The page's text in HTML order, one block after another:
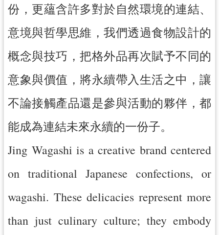
府
訊
開
回
頁
網
導
市
政
信
份，更蘊含許多對於自然環境的連結、
意境與哲學思維，我們透過食物設計的
概念與技巧，把格外品再次賦予不同的
意象與價值，將永續帶入生活之中，讓
不論接觸產品還是參與活動的夥伴，都
能成為連結未來永續的一份子。
Jing Wagashi is a creative brand centered
on traditional Japanese confections, or
wagashi. These delicacies represent more
than just culinary culture; they embody